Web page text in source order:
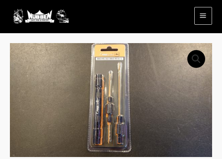
innholdet
PL
Black
Quick
Release